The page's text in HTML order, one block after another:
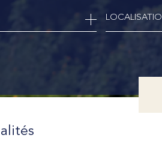
à l'année